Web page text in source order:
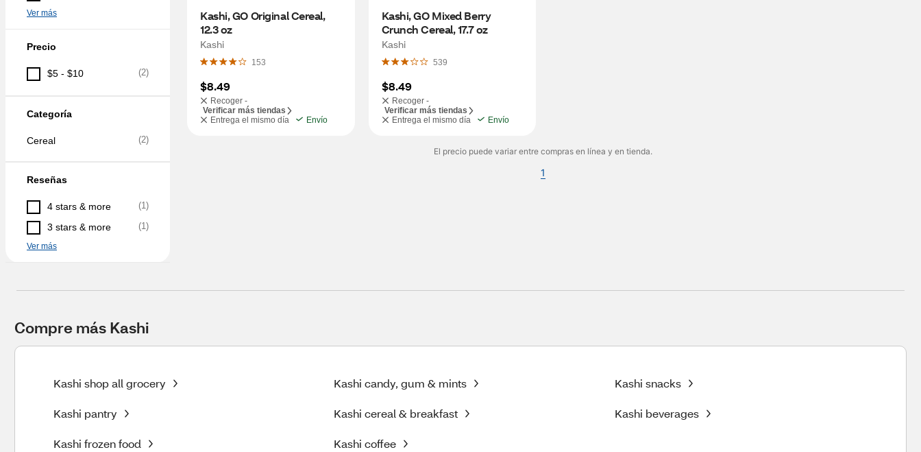
Ver más
Precio
$5 - $10 (2)
Categoría
Cereal (2)
Reseñas
4 stars & more (1)
3 stars & more (1)
Ver más
Kashi, GO Original Cereal,
12.3 oz
Kashi
153
$8.49
Recoger -
Verificar más tiendas
Entrega el mismo día
Envío
Kashi, GO Mixed Berry
Crunch Cereal, 17.7 oz
Kashi
539
$8.49
Recoger -
Verificar más tiendas
Entrega el mismo día
Envío
El precio puede variar entre compras en línea y en tienda.
1
Compre más Kashi
Kashi shop all grocery Kashi candy, gum & mints Kashi snacks
Kashi pantry Kashi cereal & breakfast Kashi beverages
Kashi frozen food Kashi coffee